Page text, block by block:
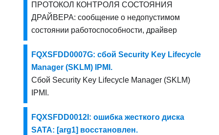
ПРОТОКОЛ КОНТРОЛЯ СОСТОЯНИЯ
ДРАЙВЕРА: сообщение о недопустимом
состоянии работоспособности, драйвер
FQXSFDD0007G: сбой Security Key Lifecycle
Manager (SKLM) IPMI.
Сбой Security Key Lifecycle Manager (SKLM)
IPMI.
FQXSFDD0012I: ошибка жесткого диска
SATA: [arg1] восстановлен.